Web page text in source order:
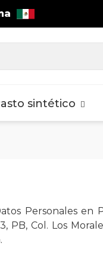
Splash
sintético
Pisos
Personales en
Col. Los